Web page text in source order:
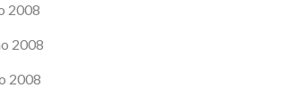
2008
2008
2008